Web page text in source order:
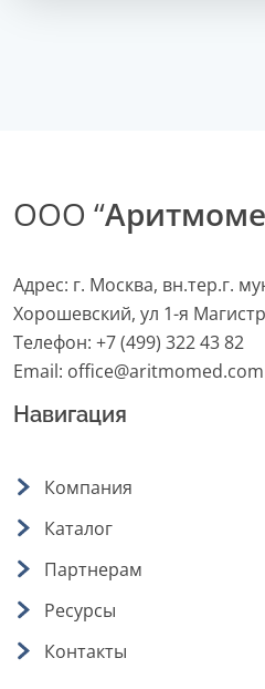
ООО “
Адрес: г. Москва, вн.тер.г.
Хорошевский, ул 1-я
Телефон: +7 (499) 322 43 82
Email: office@aritmomed.com
Навигация
Компания
Каталог
Партнерам
Ресурсы
Контакты